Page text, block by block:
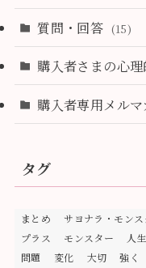
質問・回答 (15)
購入者さまの心
購入者専用メルマ
タグ
まとめ サヨナラ・モンス
プラス
モンスター 人生
問題
変化 大切 強く